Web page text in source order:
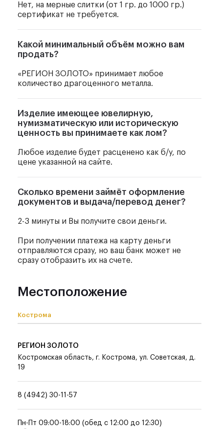
Нет, на мерные слитки (от 1 гр. до 1000 гр.)
сертификат не требуется.
Какой минимальный объём можно вам
продать?
«РЕГИОН ЗОЛОТО» принимает любое
количество драгоценного металла.
Изделие имеющее ювелирную,
нумизматическую или историческую
ценность вы принимаете как лом?
Любое изделие будет расценено как б/у, по
цене указанной на сайте.
Сколько времени займёт оформление
документов и выдача/перевод денег?
2-3 минуты и Вы получите свои деньги.
При получении платежа на карту деньги
отправляются сразу, но ваш банк может не
сразу отобразить их на счете.
Местоположение
Кострома
РЕГИОН ЗОЛОТО
Костромская область, г. Кострома, ул. Советская, д.
19
8 (4942) 30-11-57
Пн-Пт 09:00-18:00 (обед с 12:00 до 12:30)